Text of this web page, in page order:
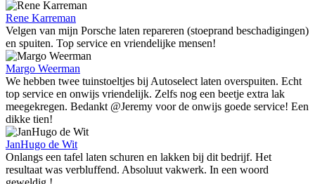
Rene Karreman
Velgen van mijn Porsche laten repareren (stoeprand beschadigingen)
en spuiten. Top service en vriendelijke mensen!
Margo Weerman
We hebben twee tuinstoeltjes bij Autoselect laten overspuiten. Echt
top service en onwijs vriendelijk. Zelfs nog een beetje extra lak
meegekregen. Bedankt @Jeremy voor de onwijs goede service! Een
dikke tien!
JanHugo de Wit
Onlangs een tafel laten schuren en lakken bij dit bedrijf. Het
resultaat was verbluffend. Absoluut vakwerk. In een woord